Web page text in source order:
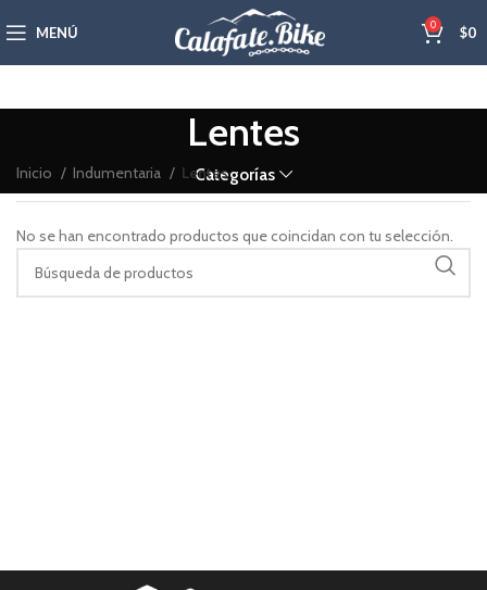
MENÚ 0 $0
Lentes
Categorías
Inicio Indumentaria Lentes
No se han encontrado productos que coincidan con tu selección.